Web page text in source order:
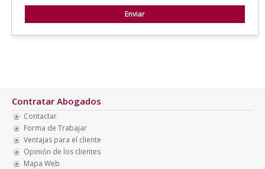
Contratar Abogados
Contactar
Forma de Trabajar
Ventajas para el cliente
Opinión de los clientes
Mapa Web